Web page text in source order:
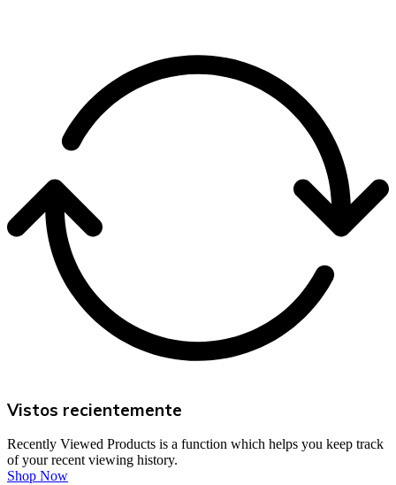
Vistos recientemente
Recently Viewed Products is a function which helps you keep track
of your recent viewing history.
Shop Now